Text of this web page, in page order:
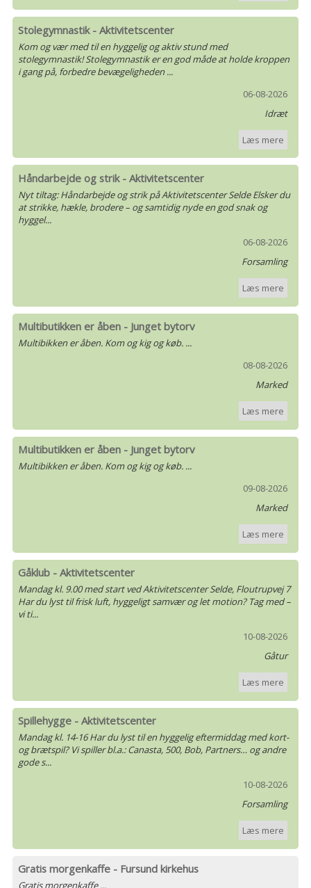
Stolegymnastik - Aktivitetscenter
Kom og vær med til en hyggelig og aktiv stund med
stolegymnastik! Stolegymnastik er en god måde at holde kroppen
i gang på, forbedre bevægeligheden ...
06-08-2026
Idræt
Læs mere
Håndarbejde og strik - Aktivitetscenter
Nyt tiltag: Håndarbejde og strik på Aktivitetscenter Selde Elsker du
at strikke, hækle, brodere – og samtidig nyde en god snak og
hyggel...
06-08-2026
Forsamling
Læs mere
Multibutikken er åben - Junget bytorv
Multibikken er åben. Kom og kig og køb. ...
08-08-2026
Marked
Læs mere
Multibutikken er åben - Junget bytorv
Multibikken er åben. Kom og kig og køb. ...
09-08-2026
Marked
Læs mere
Gåklub - Aktivitetscenter
Mandag kl. 9.00 med start ved Aktivitetscenter Selde, Floutrupvej 7
Har du lyst til frisk luft, hyggeligt samvær og let motion? Tag med –
vi ti...
10-08-2026
Gåtur
Læs mere
Spillehygge - Aktivitetscenter
Mandag kl. 14-16 Har du lyst til en hyggelig eftermiddag med kort-
og brætspil? Vi spiller bl.a.: Canasta, 500, Bob, Partners… og andre
gode s...
10-08-2026
Forsamling
Læs mere
Gratis morgenkaffe - Fursund kirkehus
Gratis morgenkaffe ...